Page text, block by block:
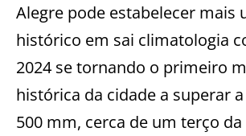
Alegre pode estabelecer mais
histórico em sai climatologia
2024 se tornando o primeiro
histórica da cidade a superar
500 mm, cerca de um terço